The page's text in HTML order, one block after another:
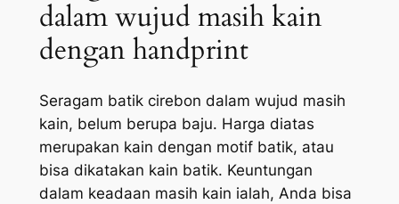
dalam wujud masih kain
dengan handprint
Seragam batik cirebon dalam wujud masih
kain, belum berupa baju. Harga diatas
merupakan kain dengan motif batik, atau
bisa dikatakan kain batik. Keuntungan
dalam keadaan masih kain ialah, Anda bisa